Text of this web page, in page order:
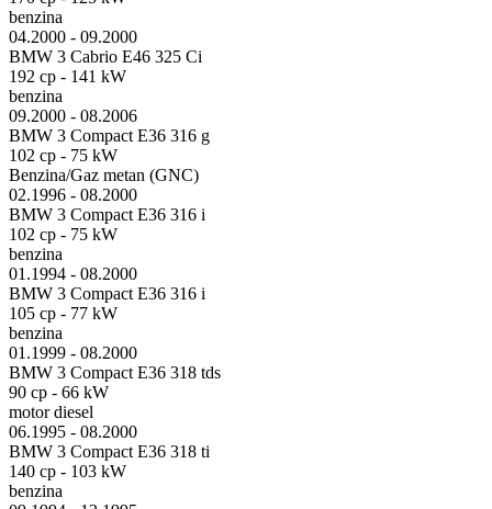
benzina
04.2000 - 09.2000
BMW 3 Cabrio E46 325 Ci
192 cp - 141 kW
benzina
09.2000 - 08.2006
BMW 3 Compact E36 316 g
102 cp - 75 kW
Benzina/Gaz metan (GNC)
02.1996 - 08.2000
BMW 3 Compact E36 316 i
102 cp - 75 kW
benzina
01.1994 - 08.2000
BMW 3 Compact E36 316 i
105 cp - 77 kW
benzina
01.1999 - 08.2000
BMW 3 Compact E36 318 tds
90 cp - 66 kW
motor diesel
06.1995 - 08.2000
BMW 3 Compact E36 318 ti
140 cp - 103 kW
benzina